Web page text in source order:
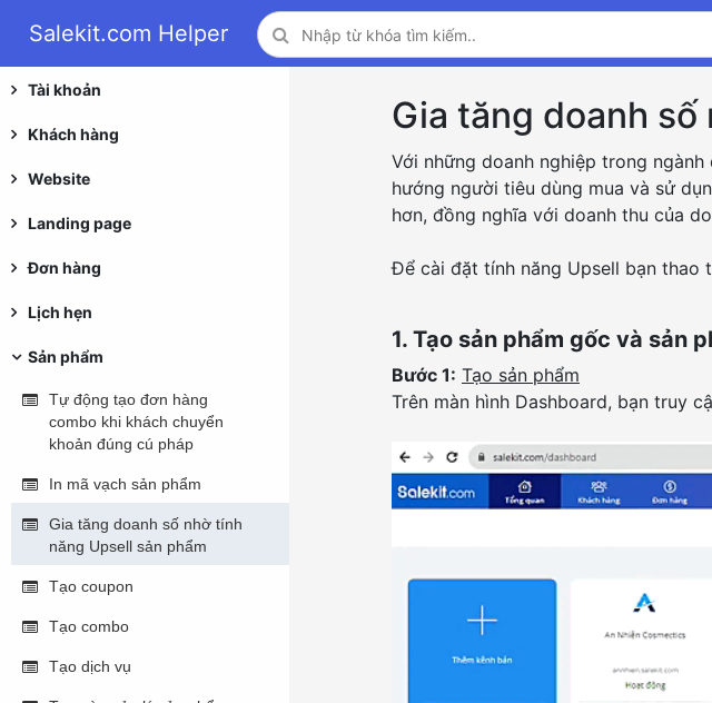
Salekit.com Helper
Tài khoản
Khách hàng
Website
Landing page
Đơn hàng
Lịch hẹn
Sản phẩm
Tự động tạo đơn hàng
combo khi khách chuyển
khoản đúng cú pháp
In mã vạch sản phẩm
Gia tăng doanh số nhờ tính
năng Upsell sản phẩm
Tạo coupon
Tạo combo
Tạo dịch vụ
Gia tăng doanh
Với những doanh nghiệp trong
hướng người tiêu dùng mua và sử
hơn, đồng nghĩa với doanh thu của
Để cài đặt tính năng Upsell bạn thao
1. Tạo sản phẩm gốc và sản
Bước 1: Tạo sản phẩm
Trên màn hình Dashboard, bạn truy